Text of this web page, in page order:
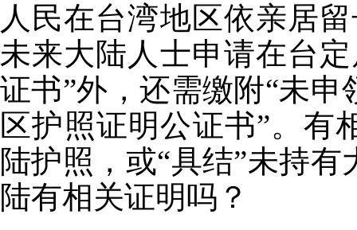
人民在台湾地区依亲居
未来大陆人士申请在台
证书”外，还需缴附“未
区护照证明公证书”。有
陆护照，或“具结”未持
陆有相关证明吗？